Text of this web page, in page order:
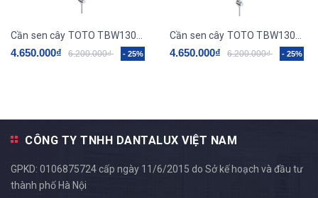
Cần sen cây TOTO TBW13020V
4.650.000₫ 6.200.000₫ - 25%
Cần sen cây TOTO TBW13040V
4.650.000₫ 6.200.000₫ - 25%
CÔNG TY TNHH DANTALUX VIỆT NAM
GPKD: 0106875724 cấp ngày 11/6/2015 do Sở kế hoạch và đầu tư
thành phố Hà Nội